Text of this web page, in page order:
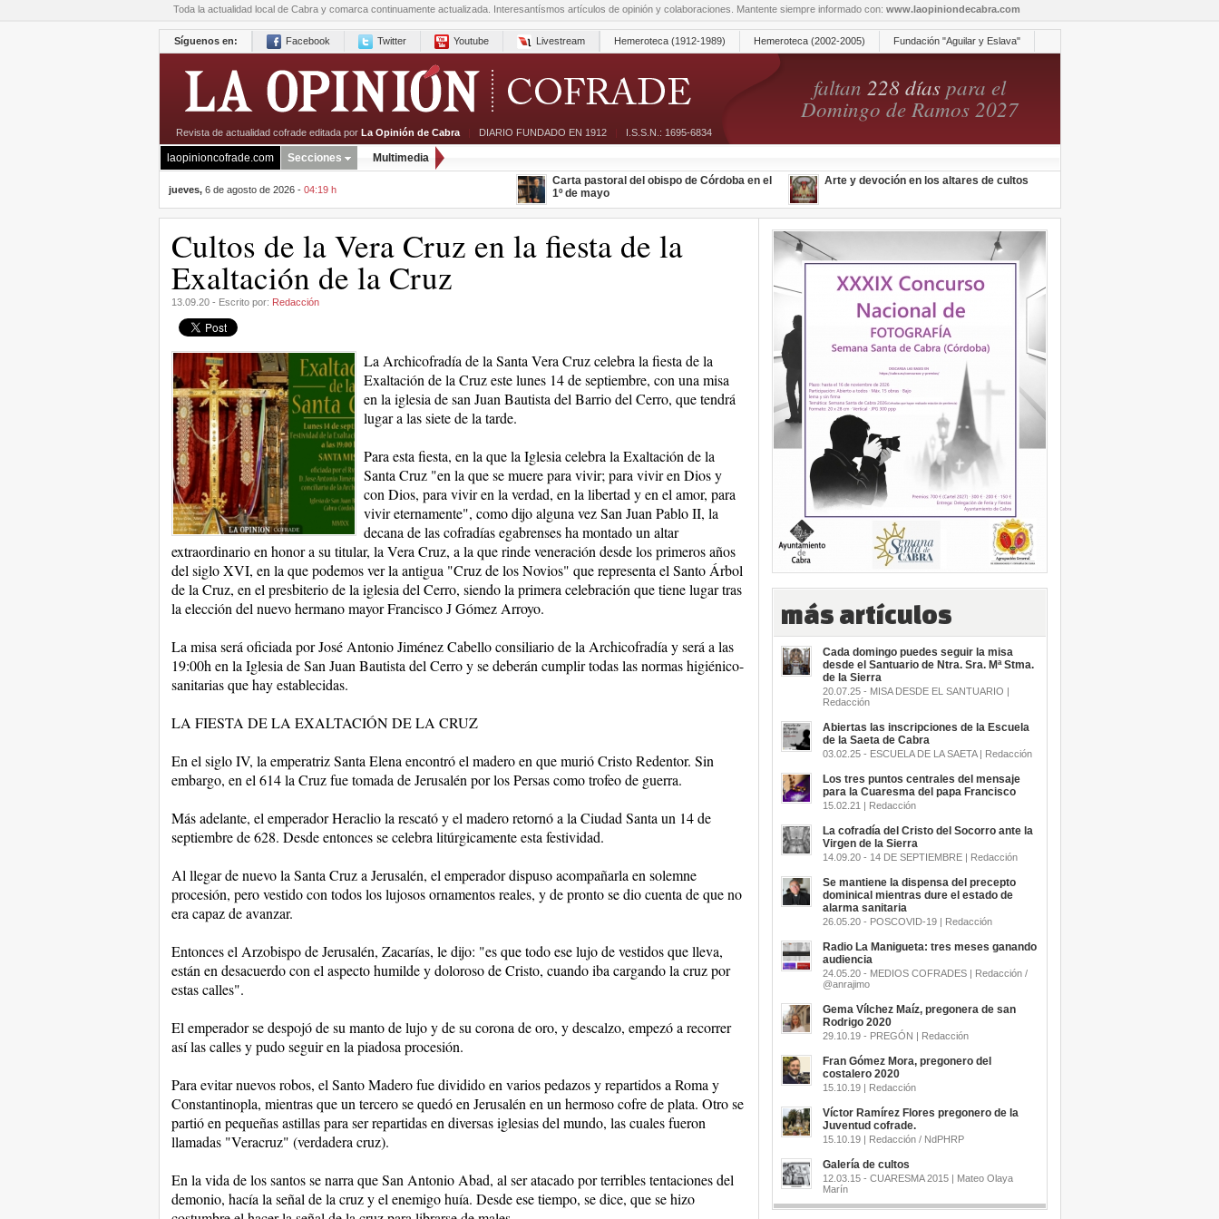
Toda la actualidad local de Cabra y comarca continuamente actualizada. Interesantísmos artículos de opinión y colaboraciones. Mantente siempre informado con: www.laopiniondecabra.com
Síguenos en: Facebook Twitter Youtube Livestream Hemeroteca (1912-1989) Hemeroteca (2002-2005) Fundación "Aguilar y Eslava"
faltan 228 díaspara el
Domingo de Ramos 2027
Revista de actualidad cofrade editada por La Opinión de Cabra | DIARIO FUNDADO EN 1912 | I.S.S.N.: 1695-6834
laopinioncofrade.com Secciones Multimedia
jueves,6 de agosto de 2026 - 04:19 h
Carta pastoral del obispo de Córdoba en el
1º de mayo
Arte y devoción en los altares de cultos
Cultos de la Vera Cruz en la fiesta de la
Exaltación de la Cruz
13.09.20 - Escrito por: Redacción
La Archicofradía de la Santa Vera Cruz celebra la fiesta de la
Exaltación de la Cruz este lunes 14 de septiembre, con una misa
en la iglesia de san Juan Bautista del Barrio del Cerro, que tendrá
lugar a las siete de la tarde.
Para esta fiesta, en la que la Iglesia celebra la Exaltación de la
Santa Cruz "en la que se muere para vivir; para vivir en Dios y
con Dios, para vivir en la verdad, en la libertad y en el amor, para
vivir eternamente", como dijo alguna vez San Juan Pablo II, la
decana de las cofradías egabrenses ha montado un altar
extraordinario en honor a su titular, la Vera Cruz, a la que rinde veneración desde los primeros años
del siglo XVI, en la que podemos ver la antigua "Cruz de los Novios" que representa el Santo Árbol
de la Cruz, en el presbiterio de la iglesia del Cerro, siendo la primera celebración que tiene lugar tras
la elección del nuevo hermano mayor Francisco J Gómez Arroyo.
La misa será oficiada por José Antonio Jiménez Cabello consiliario de la Archicofradía y será a las
19:00h en la Iglesia de San Juan Bautista del Cerro y se deberán cumplir todas las normas higiénico-
sanitarias que hay establecidas.
LA FIESTA DE LA EXALTACIÓN DE LA CRUZ
En el siglo IV, la emperatriz Santa Elena encontró el madero en que murió Cristo Redentor. Sin
embargo, en el 614 la Cruz fue tomada de Jerusalén por los Persas como trofeo de guerra.
Más adelante, el emperador Heraclio la rescató y el madero retornó a la Ciudad Santa un 14 de
septiembre de 628. Desde entonces se celebra litúrgicamente esta festividad.
Al llegar de nuevo la Santa Cruz a Jerusalén, el emperador dispuso acompañarla en solemne
procesión, pero vestido con todos los lujosos ornamentos reales, y de pronto se dio cuenta de que no
era capaz de avanzar.
Entonces el Arzobispo de Jerusalén, Zacarías, le dijo: "es que todo ese lujo de vestidos que lleva,
están en desacuerdo con el aspecto humilde y doloroso de Cristo, cuando iba cargando la cruz por
estas calles".
El emperador se despojó de su manto de lujo y de su corona de oro, y descalzo, empezó a recorrer
así las calles y pudo seguir en la piadosa procesión.
Para evitar nuevos robos, el Santo Madero fue dividido en varios pedazos y repartidos a Roma y
Constantinopla, mientras que un tercero se quedó en Jerusalén en un hermoso cofre de plata. Otro se
partió en pequeñas astillas para ser repartidas en diversas iglesias del mundo, las cuales fueron
llamadas "Veracruz" (verdadera cruz).
En la vida de los santos se narra que San Antonio Abad, al ser atacado por terribles tentaciones del
demonio, hacía la señal de la cruz y el enemigo huía. Desde ese tiempo, se dice, que se hizo
más artículos
Cada domingo puedes seguir la misa
desde el Santuario de Ntra. Sra. Mª Stma.
de la Sierra
20.07.25 - MISA DESDE EL SANTUARIO |
Redacción
Abiertas las inscripciones de la Escuela
de la Saeta de Cabra
03.02.25 - ESCUELA DE LA SAETA | Redacción
Los tres puntos centrales del mensaje
para la Cuaresma del papa Francisco
15.02.21 | Redacción
La cofradía del Cristo del Socorro ante la
Virgen de la Sierra
14.09.20 - 14 DE SEPTIEMBRE | Redacción
Se mantiene la dispensa del precepto
dominical mientras dure el estado de
alarma sanitaria
26.05.20 - POSCOVID-19 | Redacción
Radio La Manigueta: tres meses ganando
audiencia
24.05.20 - MEDIOS COFRADES | Redacción /
@anrajimo
Gema Vílchez Maíz, pregonera de san
Rodrigo 2020
29.10.19 - PREGÓN | Redacción
Fran Gómez Mora, pregonero del
costalero 2020
15.10.19 | Redacción
Víctor Ramírez Flores pregonero de la
Juventud cofrade.
15.10.19 | Redacción / NdPHRP
Galería de cultos
12.03.15 - CUARESMA 2015 | Mateo Olaya
Marín